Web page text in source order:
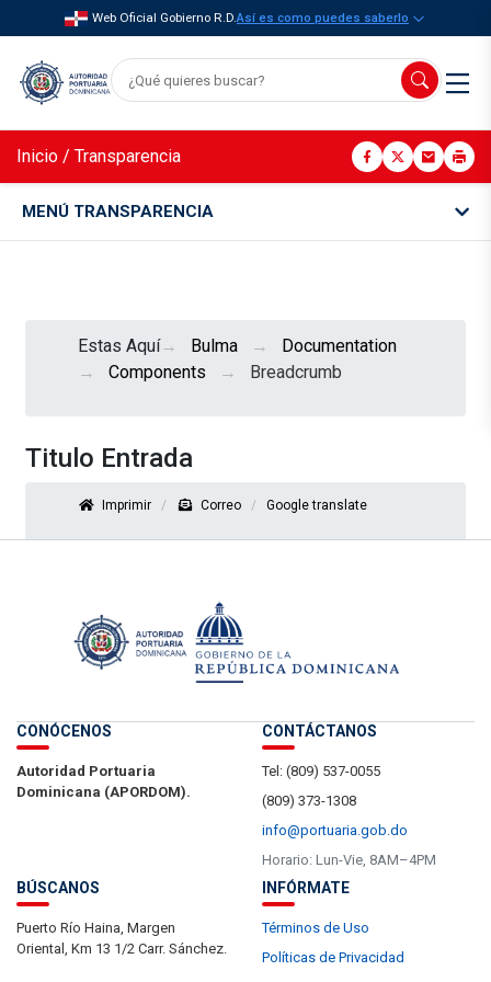
Web Oficial Gobierno R.D.Así es como puedes saberlo
Inicio / Transparencia
MENÚ TRANSPARENCIA
Estas Aquí Bulma
Documentation
Components
Breadcrumb
Titulo Entrada
Imprimir Correo Google translate
CONÓCENOS
Autoridad Portuaria
Dominicana (APORDOM).
CONTÁCTANOS
Tel: (809) 537-0055
(809) 373-1308
info@portuaria.gob.do
Horario: Lun-Vie, 8AM–4PM
BÚSCANOS
Puerto Río Haina, Margen
Oriental, Km 13 1/2 Carr. Sánchez.
INFÓRMATE
Términos de Uso
Políticas de Privacidad